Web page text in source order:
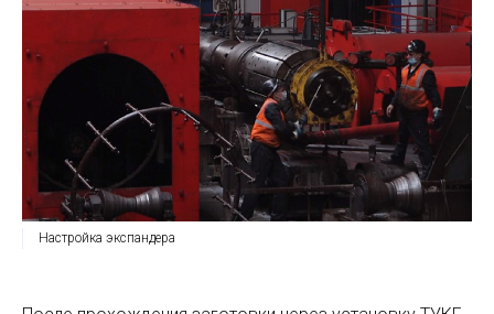
Настройка экспандера